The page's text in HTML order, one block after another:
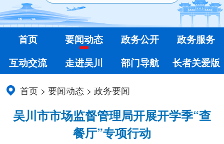
首页 要闻动态 政务公开
政务服务
互动交流
走进吴川 部门导航 长者关爱版
首页 >要闻动态 >政务要闻
吴川市市场监督管理局开展开学季“查
餐厅”专项行动